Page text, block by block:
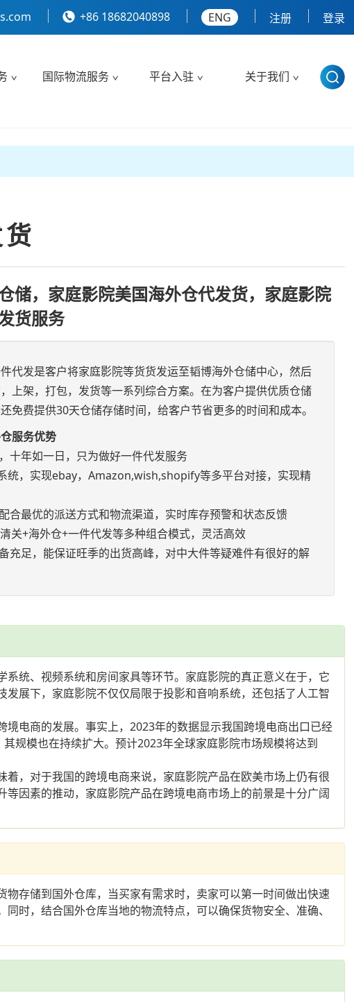
+86 18682040898 ENG 注册 登录
国际物流服务 平台入驻 关于我们
储，家庭影院美国海外仓代发货，家庭影院
货服务
代发是客户将家庭影院等货货发运至韬博海外仓储中心，然后
上架，打包，发货等一系列综合方案。在为客户提供优质仓储
免费提供30天仓储存储时间，给客户节省更多的时间和成本。
服务优势
十年如一日，只为做好一件代发服务
统，实现ebay，Amazon,wish,shopify等多平台对接，实现精
合最优的派送方式和物流渠道，实时库存预警和状态反馈
关+海外仓+一件代发等多种组合模式，灵活高效
充足，能保证旺季的出货高峰，对中大件等疑难件有很好的解
统、视频系统和房间家具等环节。家庭影院的真正意义在于，它
展下，家庭影院不仅仅局限于投影和音响系统，还包括了人工智
电商的发展。事实上，2023年的数据显示我国跨境电商出口已经
规模也在持续扩大。预计2023年全球家庭影院市场规模将达到
，对于我国的跨境电商来说，家庭影院产品在欧美市场上仍有很
因素的推动，家庭影院产品在跨境电商市场上的前景是十分广阔
存储到国外仓库，当买家有需求时，卖家可以第一时间做出快速
时，结合国外仓库当地的物流特点，可以确保货物安全、准确、